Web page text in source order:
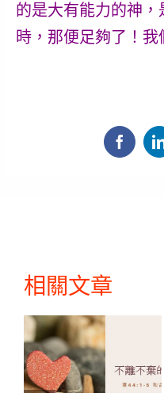
的是大有能力的神
時，那便足夠了！我
相關文章